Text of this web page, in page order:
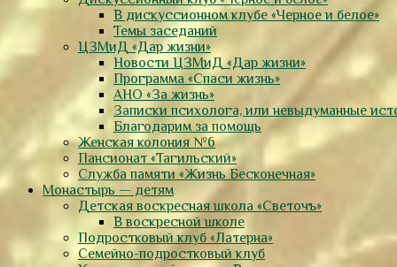
В дискуссионном клубе «Черное и белое»
Темы заседаний
ЦЗМиД «Дар жизни»
Новости ЦЗМиД «Дар жизни»
Программа «Спаси жизнь»
АНО «За жизнь»
Записки психолога, или невыдуманные
Благодарим за помощь
Женская колония №6
Пансионат «Тагильский»
Служба памяти «Жизнь Бесконечная»
Монастырь — детям
Детская воскресная школа «Светочъ»
В воскресной школе
Подростковый клуб «Латерна»
Семейно-подростковый клуб